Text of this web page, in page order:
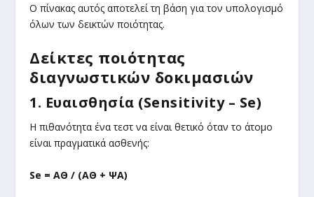
Ο πίνακας αυτός αποτελεί τη βάση για τον υπολογισμό
όλων των δεικτών ποιότητας.
Δείκτες ποιότητας
διαγνωστικών δοκιμασιών
1. Ευαισθησία (Sensitivity – Se)
Η πιθανότητα ένα τεστ να είναι θετικό όταν το άτομο
είναι πραγματικά ασθενής:
Se = ΑΘ / (ΑΘ + ΨΑ)